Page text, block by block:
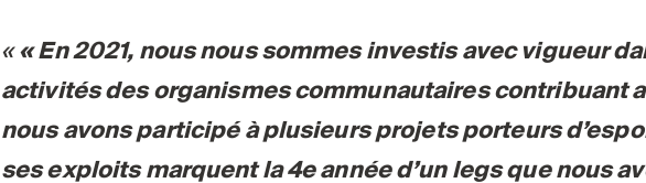
« En 2021, nous nous sommes investis avec vigueur
activités des organismescommunautaires contribuant
nous avons participé à plusieurs projets porteurs
ses exploits marquent la 4e année d’un legs que nous